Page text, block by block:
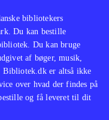
bibliotekers
Du kan bestille
Du kan bruge
af bøger, musik,
Bibliotek.dk er altså ikke
over hvad der findes på
og få leveret til dit